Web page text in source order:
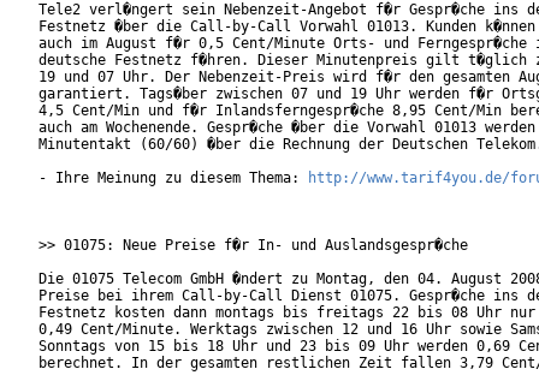
Tele2 verl�ngert sein Nebenzeit-Angebot f�r Gespr�che ins
Festnetz �ber die Call-by-Call Vorwahl 01013. Kunden
auch im August f�r 0,5 Cent/Minute Orts- und Ferngespr�che
deutsche Festnetz f�hren. Dieser Minutenpreis gilt t�glich
19 und 07 Uhr. Der Nebenzeit-Preis wird f�r den gesamten
garantiert. Tags�ber zwischen 07 und 19 Uhr werden f�r
4,5 Cent/Min und f�r Inlandsferngespr�che 8,95 Cent/Min
auch am Wochenende. Gespr�che �ber die Vorwahl 01013
Minutentakt (60/60) �ber die Rechnung der Deutschen
- Ihre Meinung zu diesem Thema:
http://www.tarif4you.de/
>> 01075: Neue Preise f�r In- und Auslandsgespr�che
Die 01075 Telecom GmbH �ndert zu Montag, den 04. August
Preise bei ihrem Call-by-Call Dienst 01075. Gespr�che ins
Festnetz kosten dann montags bis freitags 22 bis 08 Uhr nur
0,49 Cent/Minute. Werktags zwischen 12 und 16 Uhr sowie
Sonntags von 15 bis 18 Uhr und 23 bis 09 Uhr werden 0,69
berechnet. In der gesamten restlichen Zeit fallen 3,79